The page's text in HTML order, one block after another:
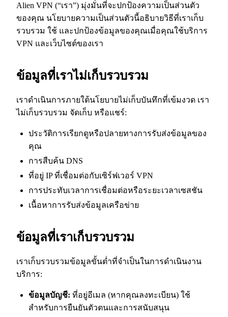
Alien VPN (“เรา”) มุ่งมั่นที่จะปกป้องความเป็นส่วนตัว
ของคุณ นโยบายความเป็นส่วนตัวนี้อธิบายวิธีที่เราเก็บ
รวบรวม ใช้ และปกป้องข้อมูลของคุณเมื่อคุณใช้บริการ
VPN และเว็บไซต์ของเรา
ข้อมูลที่เราไม่เก็บรวบรวม
เราดำเนินการภายใต้นโยบายไม่เก็บบันทึกที่เข้มงวด เรา
ไม่เก็บรวบรวม จัดเก็บ หรือแชร์:
ประวัติการเรียกดูหรือปลายทางการรับส่งข้อมูลของ
คุณ
การสืบค้น DNS
ที่อยู่ IP ที่เชื่อมต่อกับเซิร์ฟเวอร์ VPN
การประทับเวลาการเชื่อมต่อหรือระยะเวลาเซสชัน
เนื้อหาการรับส่งข้อมูลเครือข่าย
ข้อมูลที่เราเก็บรวบรวม
เราเก็บรวบรวมข้อมูลขั้นต่ำที่จำเป็นในการดำเนินงาน
บริการ:
ข้อมูลบัญชี: ที่อยู่อีเมล (หากคุณลงทะเบียน) ใช้
สำหรับการยืนยันตัวตนและการสนับสนุน